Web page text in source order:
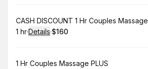
Book
CASH DISCOUNT 1 Hr Couples Massage
. Duration:
1 hr·Details·
. Price
$160
Book
1 Hr Couples Massage PLUS